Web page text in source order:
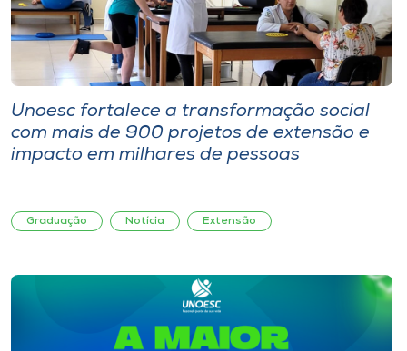
Unoesc fortalece a transformação social
com mais de 900 projetos de extensão e
impacto em milhares de pessoas
Graduação Notícia Extensão